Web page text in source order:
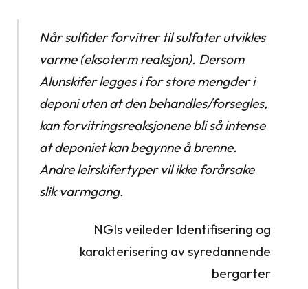
Når sulfider forvitrer til sulfater utvikles
varme (eksoterm reaksjon). Dersom
Alunskifer legges i for store mengder i
deponi uten at den behandles/forsegles,
kan forvitringsreaksjonene bli så intense
at deponiet kan begynne å brenne.
Andre leirskifertyper vil ikke forårsake
slik varmgang.
NGIs veileder Identifisering og
karakterisering av syredannende
bergarter